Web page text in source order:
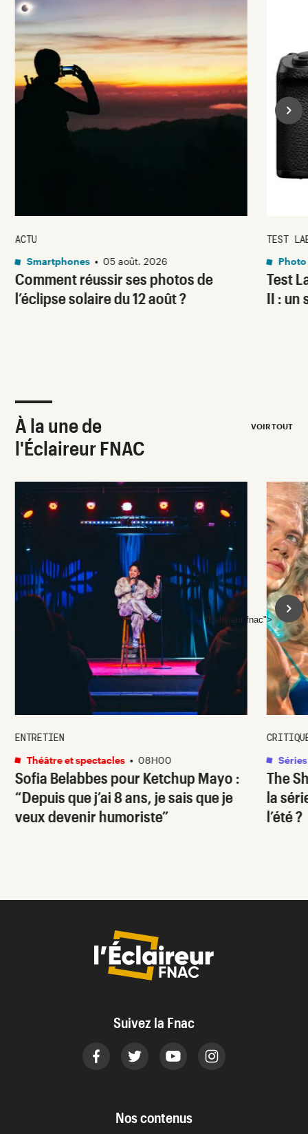
Comment réussir ses photos de
l’éclipse solaire du 12 août ?
ACTU
Smartphones • 05 août. 2026
Test
II : un
TEST
Photo
À la une de
l'Éclaireur FNAC
VOIR TOUT
Sofia Belabbes pourKetchup Mayo:
“Depuis que j’ai 8 ans, je sais que je
veux devenir humoriste”
ENTRETIEN
Théâtre et spectacles • 08H00
The
la
l’été ?
Séries
l'Éclaireur fnac">
Suivez la Fnac
Nos contenus